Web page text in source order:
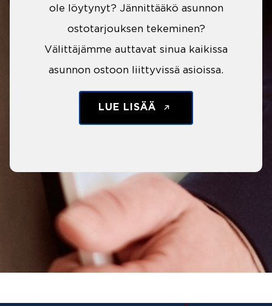
ole löytynyt? Jännittääkö asunnon
ostotarjouksen tekeminen?
Välittäjämme auttavat sinua kaikissa
asunnon ostoon liittyvissä asioissa.
LUE LISÄÄ